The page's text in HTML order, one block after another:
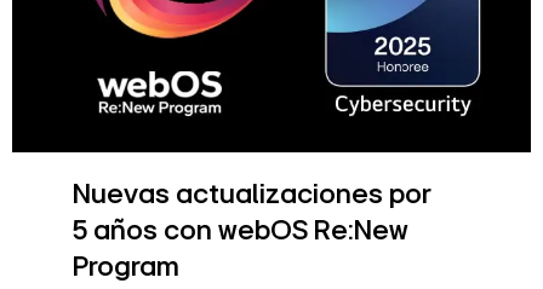
Nuevas actualizaciones por
5 años con webOS Re:New
Program